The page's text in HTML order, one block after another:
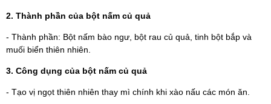
2. Thành phần của bột nấm củ quả
- Thành phần: Bột nấm bào ngư, bột rau củ quả, tinh bột bắp và
muối biển thiên nhiên.
3. Công dụng của bột nấm củ quả
- Tạo vị ngọt thiên nhiên thay mì chính khi xào nấu các món ăn.